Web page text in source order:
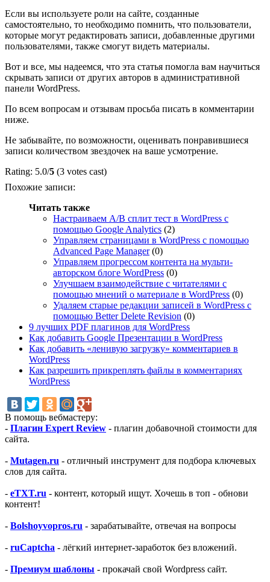
Если вы используете роли на сайте, созданные
самостоятельно, то необходимо помнить, что пользователи,
которые могут редактировать записи, добавленные другими
пользователями, также смогут видеть материалы.
Вот и все, мы надеемся, что эта статья помогла вам научиться
скрывать записи от других авторов в административной
панели WordPress.
По всем вопросам и отзывам просьба писать в комментарии
ниже.
Не забывайте, по возможности, оценивать понравившиеся
записи количеством звездочек на ваше усмотрение.
Rating: 5.0/5 (3 votes cast)
Похожие записи:
Читать также
Настраиваем A/B сплит тест в WordPress с
помощью Google Analytics (2)
Управляем страницами в WordPress с помощью
Advanced Page Manager(0)
Управляем прогрессом контента на мульти-
авторском блоге WordPress (0)
Улучшаем взаимодействие с читателями с
помощью мнений о материале в WordPress (0)
Удаляем старые редакции записей в WordPress с
помощью Better Delete Revision (0)
9 лучших PDF плагинов для WordPress
Как добавить Google Презентации в WordPress
Как добавить «ленивую загрузку» комментариев в
WordPress
Как разрешить прикреплять файлы в комментариях
WordPress
В помощь вебмастеру:
- Плагин Expert Review - плагин добавочной стоимости для
сайта.
- Mutagen.ru - отличный инструмент для подбора ключевых
слов для сайта.
- eTXT.ru - контент, который ищут. Хочешь в топ - обнови
контент!
- Bolshoyvopros.ru - зарабатывайте, отвечая на вопросы
- ruCaptcha - лёгкий интернет-заработок без вложений.
- Премиум шаблоны - прокачай свой Wordpress сайт.